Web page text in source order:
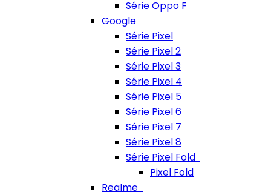
Série Oppo F
Google
Série Pixel
Série Pixel 2
Série Pixel 3
Série Pixel 4
Série Pixel 5
Série Pixel 6
Série Pixel 7
Série Pixel 8
Série Pixel Fold
Pixel Fold
Realme